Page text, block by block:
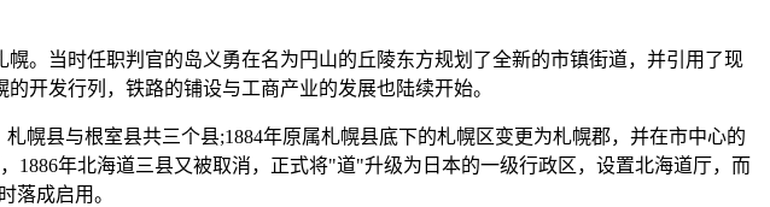
。当时任职判官的岛义勇在名为円山的丘陵东方规划了全新的市镇街道，并引用了现
开发行列，铁路的铺设与工商产业的发展也陆续开始。
幌县与根室县共三个县;1884年原属札幌县底下的札幌区变更为札幌郡，并在市中心的
年北海道三县又被取消，正式将"道"升级为日本的一级行政区，设置北海道厅，而
落成启用。